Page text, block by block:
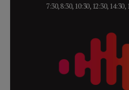
7:30, 8:30, 10:30, 12:30, 14:30,